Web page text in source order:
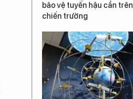
bảo vệ tuyến hậu cần trên
chiến trường